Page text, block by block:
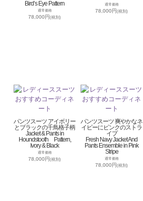
Bird’s Eye Pattern
通常価格
78,000円(税別)
通常価格
78,000円(税別)
パンツスーツ アイボリー
とブラックの千鳥格子柄
Jacket & Pants in
Houndstooth Pattern,
Ivory & Black
通常価格
78,000円(税別)
パンツスーツ 爽やかなネ
イビーにピンクのストラ
イプ
Fresh Navy Jacket And
Pants Ensemble in Pink
Stripe
通常価格
78,000円(税別)